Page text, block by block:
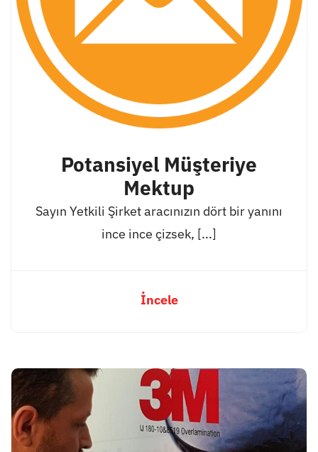
Potansiyel Müşteriye
Mektup
Sayın Yetkili Şirket aracınızın dört bir yanını
ince ince çizsek, [...]
İncele